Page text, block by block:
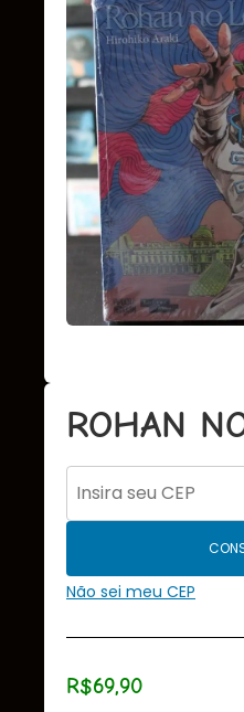
ROHAN
Não sei meu CEP
R$69,90